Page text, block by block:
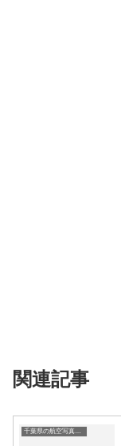
関連記事
千葉県の航空写真・空中写真